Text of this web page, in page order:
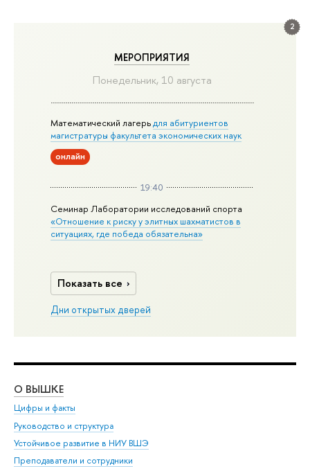
2
МЕРОПРИЯТИЯ
Понедельник, 10 августа
Математический лагерьдля абитуриентов
магистратуры факультета экономических наук
онлайн
19:40
Семинар Лаборатории исследований спорта
«Отношение к риску у элитных шахматистов в
ситуациях, где победа обязательна»
Показать все
Дни открытых дверей
О ВЫШКЕ
Цифры и факты
Руководство и структура
Устойчивое развитие в НИУ ВШЭ
Преподаватели и сотрудники